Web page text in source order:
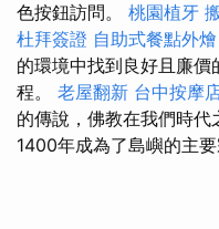
色按鈕訪問。 桃園植牙
杜拜簽證 自助式餐點外燴
的環境中找到良好且廉
程。 老屋翻新 台中按摩
的傳說，佛教在我們時
1400年成為了島嶼的主要